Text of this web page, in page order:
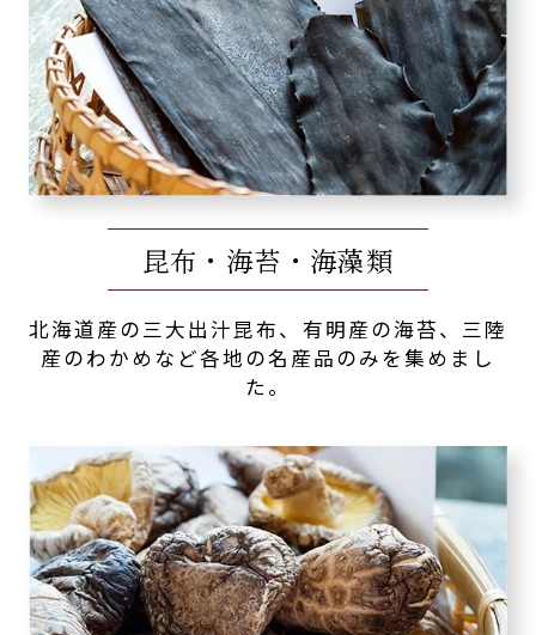
昆布・海苔・海藻類
北海道産の三大出汁昆布、有明産の海苔、三陸
産のわかめなど各地の名産品のみを集めまし
た。